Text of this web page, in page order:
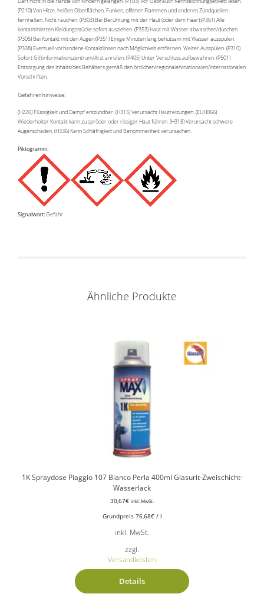
(P210) Von Hitze, heißen Oberflächen, Funken, offenen Flammen und anderen Zündquellen
fernhalten. Nicht rauchen. (P303) Bei Berührung mit der Haut (oder dem Haar):(P361) Alle
kontaminierten Kleidungsstücke sofort ausziehen. (P353) Haut mit Wasser abwaschen/duschen.
(P305) Bei Kontakt mit den Augen:(P351) Einige Minuten lang behutsam mit Wasser ausspülen.
(P338) Eventuell vorhandene Kontaktlinsen nach Möglichkeit entfernen. Weiter Ausspülen. (P310)
Sofort Giftinformationszentrum/Arzt anrufen. (P405) Unter Verschluss aufbewahren. (P501)
Entsorgung des Inhalts/des Behälters gemäß den örtlichen/regionalen/nationalen/internationalen
Vorschriften.
Gefahrenhinweise:
(H226) Flüssigkeit und Dampf entzündbar. (H315) Verursacht Hautreizungen. (EUH066)
Wiederholter Kontakt kann zu spröder oder rissiger Haut führen. (H318) Verursacht schwere
Augenschäden. (H336) Kann Schläfrigkeit und Benommenheit verursachen.
Piktogramm:
Signalwort:Gefahr
Ähnliche Produkte
1K Spraydose Piaggio 107 Bianco Perla 400ml Glasurit-Zweischicht-
Wasserlack
30,67€ inkl. MwSt.
Grundpreis 76,68€/ l
inkl. MwSt.
zzgl.
Versandkosten
Details